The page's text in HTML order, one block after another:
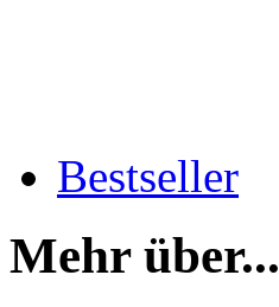
Bestseller
Mehr über...